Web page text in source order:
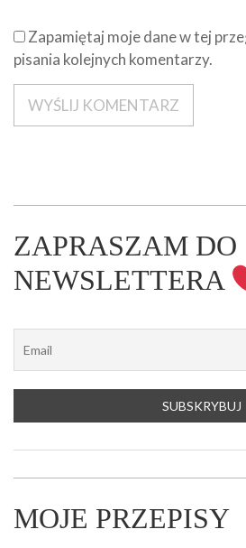
Zapamiętaj moje dane w tej
pisania kolejnych komentarzy.
ZAPRASZAM DO
NEWSLETTERA
MOJE PRZEPISY